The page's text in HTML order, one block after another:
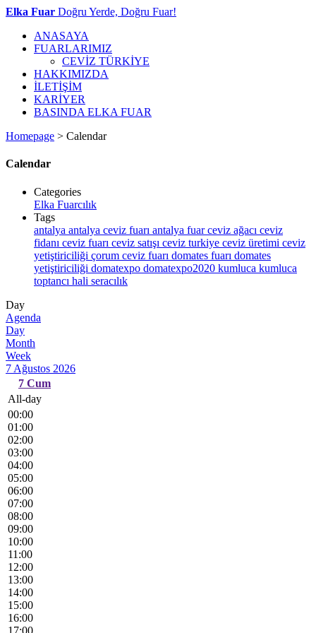
Elka Fuar Doğru Yerde, Doğru Fuar!
ANASAYA
FUARLARIMIZ
CEVİZ TÜRKİYE
HAKKIMIZDA
İLETİŞİM
KARİYER
BASINDA ELKA FUAR
Homepage > Calendar
Calendar
Categories
Elka Fuarcılık
Tags
antalya antalya ceviz fuarı antalya fuarceviz ağacı ceviz
fidanı ceviz fuarı ceviz satışı ceviz turkiye ceviz üretimi ceviz
yetiştiriciliği çorum ceviz fuarı domates fuarı domates
yetiştiriciliği domatexpo domatexpo2020 kumluca kumluca
toptancı hali seracılık
Day
Agenda
Day
Month
Week
7 Ağustos 2026
7 Cum
All-day
00:00
01:00
02:00
03:00
04:00
05:00
06:00
07:00
08:00
09:00
10:00
11:00
12:00
13:00
14:00
15:00
16:00
17:00